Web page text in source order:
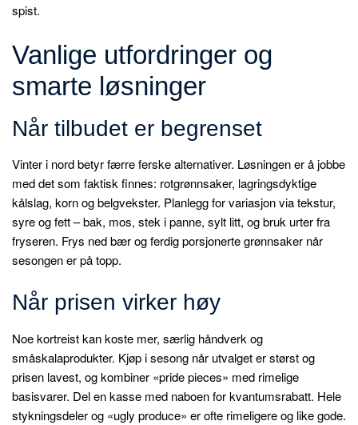
spist.
Vanlige utfordringer og
smarte løsninger
Når tilbudet er begrenset
Vinter i nord betyr færre ferske alternativer. Løsningen er å jobbe
med det som faktisk finnes: rotgrønnsaker, lagringsdyktige
kålslag, korn og belgvekster. Planlegg for variasjon via tekstur,
syre og fett – bak, mos, stek i panne, sylt litt, og bruk urter fra
fryseren. Frys ned bær og ferdig porsjonerte grønnsaker når
sesongen er på topp.
Når prisen virker høy
Noe kortreist kan koste mer, særlig håndverk og
småskalaprodukter. Kjøp i sesong når utvalget er størst og
prisen lavest, og kombiner «pride pieces» med rimelige
basisvarer. Del en kasse med naboen for kvantumsrabatt. Hele
stykningsdeler og «ugly produce» er ofte rimeligere og like gode.